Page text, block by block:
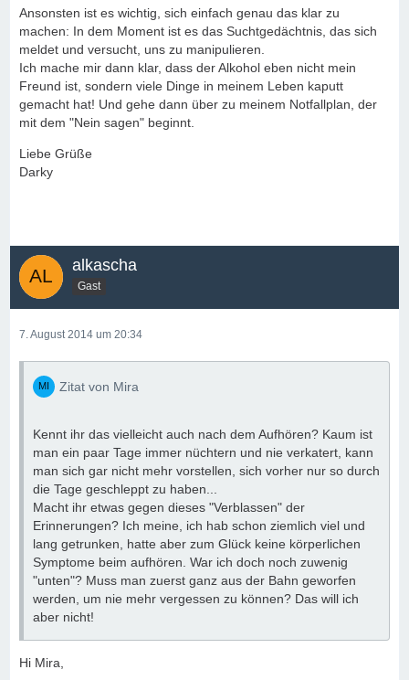
Ansonsten ist es wichtig, sich einfach genau das klar zu
machen: In dem Moment ist es das Suchtgedächtnis, das sich
meldet und versucht, uns zu manipulieren.
Ich mache mir dann klar, dass der Alkohol eben nicht mein
Freund ist, sondern viele Dinge in meinem Leben kaputt
gemacht hat! Und gehe dann über zu meinem Notfallplan, der
mit dem "Nein sagen" beginnt.
Liebe Grüße
Darky
alkascha
Gast
7. August 2014 um 20:34
Zitat von Mira
Kennt ihr das vielleicht auch nach dem Aufhören? Kaum ist
man ein paar Tage immer nüchtern und nie verkatert, kann
man sich gar nicht mehr vorstellen, sich vorher nur so durch
die Tage geschleppt zu haben...
Macht ihr etwas gegen dieses "Verblassen" der
Erinnerungen? Ich meine, ich hab schon ziemlich viel und
lang getrunken, hatte aber zum Glück keine körperlichen
Symptome beim aufhören. War ich doch noch zuwenig
"unten"? Muss man zuerst ganz aus der Bahn geworfen
werden, um nie mehr vergessen zu können? Das will ich
aber nicht!
Hi Mira,